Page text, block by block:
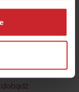
jesteśmy, jak
sposób
Polityki
– z
gdy kierowca
usługę,
darmowy
kierowcy